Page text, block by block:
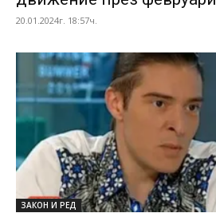
20.01.2024г. 18:57ч.
ЗАКОН И РЕД